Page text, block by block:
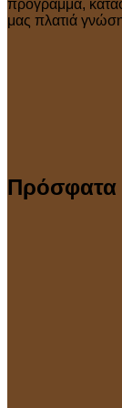
πρόγραμμα,
μας πλατιά
Πρόσφατα